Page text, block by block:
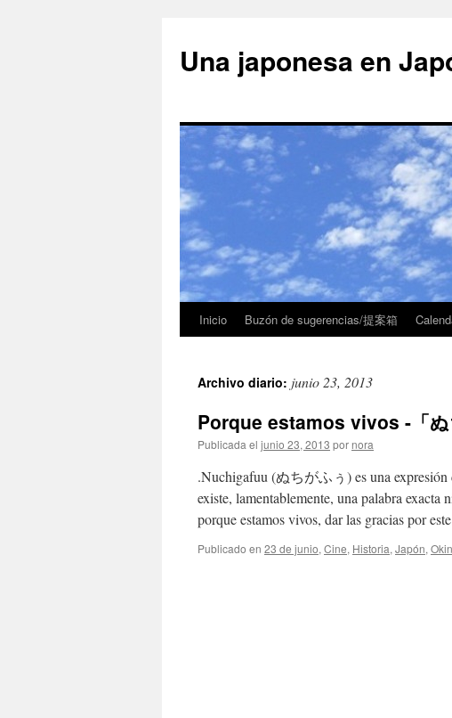
Una japonesa en
Inicio Buzón de sugerencias/提案箱
Archivo diario: junio 23, 2013
Porque estamos vivos -「
Publicada el junio 23, 2013 por nora
.Nuchigafuu (ぬちがふぅ) es una
existe, lamentablemente, una palabra
porque estamos vivos, dar las gracias por
Publicado en 23 de junio, Cine, Historia, Japón,